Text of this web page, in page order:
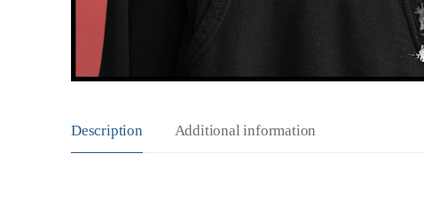
Description Additional information